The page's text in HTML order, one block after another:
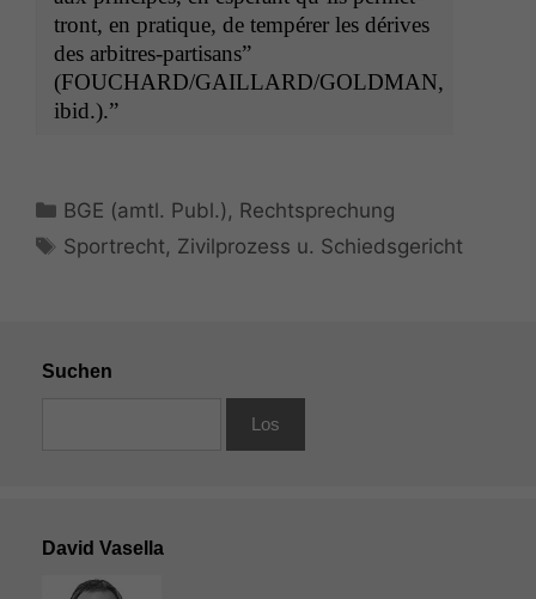
tront, en pra­tique, de tem­pér­er les dérives
des arbi­tres-par­ti­sans”
(FOUCHARD/GAILLARD/GOLDMAN,
ibid.).”
Kategorien
BGE (amtl. Publ.) , Rechtsprechung
Schlagwörter
Sportrecht, Zivilprozess u. Schiedsgericht
Suchen
David Vasella